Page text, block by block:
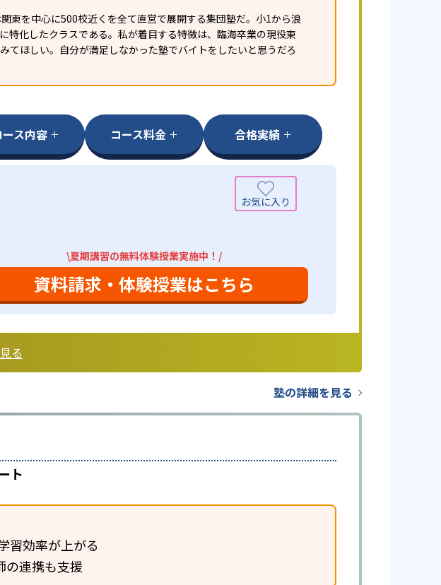
東を中心に500校近くを全て直営で展開する集団塾だ。小1から浪
化したクラスである。私が着目する特徴は、臨海卒業の現役東
てほしい。自分が満足しなかった塾でバイトをしたいと思うだろ
ース内容 コース料金 合格実績
\夏期講習の無料体験授業実施中！/
資料請求・体験授業はこちら
る
塾の詳細を見る
ト
習効率が上がる
の連携も支援